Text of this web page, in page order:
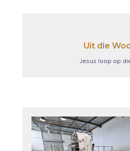
Uit die
Jesus loop op